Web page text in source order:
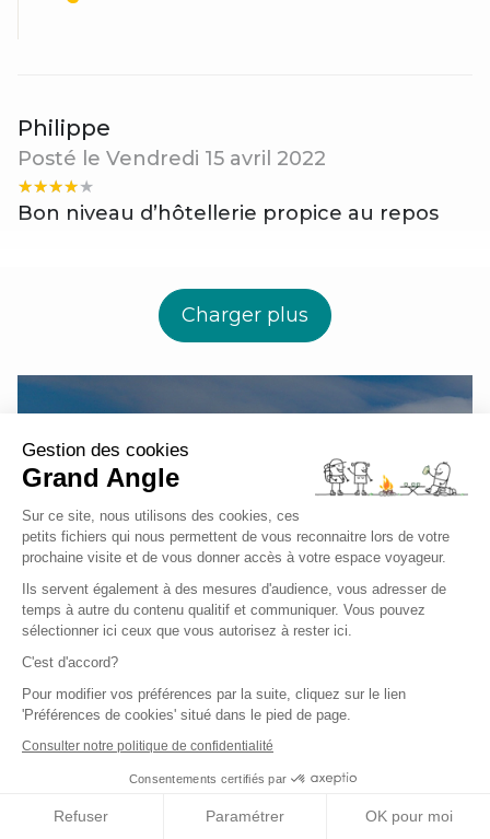
Gestion des cookies
Grand Angle
Sur ce site, nous utilisons des cookies, ces
petits fichiers qui nous permettent de vous reconnaitre lors de votre
prochaine visite et de vous donner accès à votre espace voyageur.
Ils servent également à des mesures d'audience, vous adresser de
temps à autre du contenu qualitif et communiquer. Vous pouvez
sélectionner ici ceux que vous autorisez à rester ici.
C'est d'accord?
Pour modifier vos préférences par la suite, cliquez sur le lien
'Préférences de cookies' situé dans le pied de page.
Consulter notre politique de confidentialité
Consentements certifiés par
Refuser Paramétrer OK pour moi
Philippe
Posté le Vendredi 15 avril 2022
Bon niveau d’hôtellerie propice au repos
Charger plus
Ce circuit ne correspond pas exactement à
Créer un voyage sur mesure
Voir tous les circuits en Europe
Nous vous conseillons